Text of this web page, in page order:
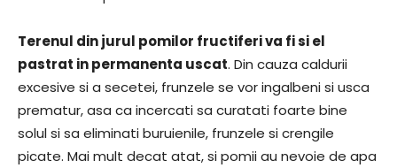
Terenul din jurul pomilor fructiferi va fi si el
pastrat in permanenta uscat. Din cauza caldurii
excesive si a secetei, frunzele se vor ingalbeni si usca
prematur, asa ca incercati sa curatati foarte bine
solul si sa eliminati buruienile, frunzele si crengile
picate. Mai mult decat atat, si pomii au nevoie de apa